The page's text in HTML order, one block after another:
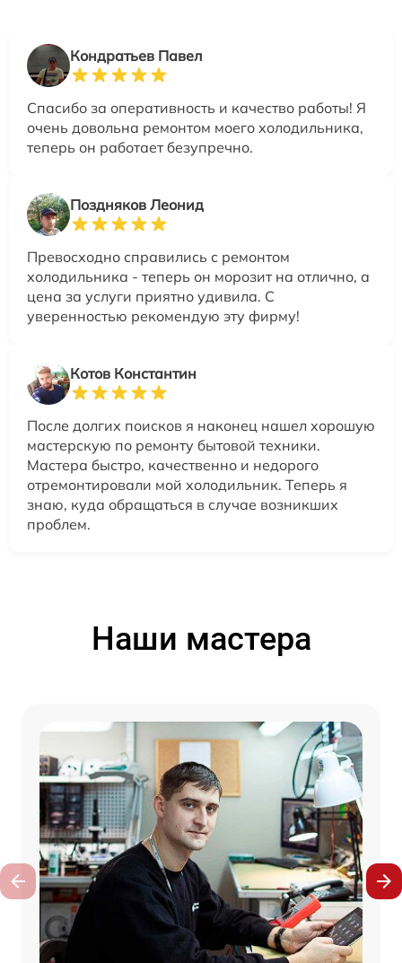
Кондратьев Павел
Спасибо за оперативность и качество работы! Я
очень довольна ремонтом моего холодильника,
теперь он работает безупречно.
Поздняков Леонид
Превосходно справились с ремонтом
холодильника - теперь он морозит на отлично, а
цена за услуги приятно удивила. С
уверенностью рекомендую эту фирму!
Котов Константин
После долгих поисков я наконец нашел хорошую
мастерскую по ремонту бытовой техники.
Мастера быстро, качественно и недорого
отремонтировали мой холодильник. Теперь я
знаю, куда обращаться в случае возникших
проблем.
Наши мастера